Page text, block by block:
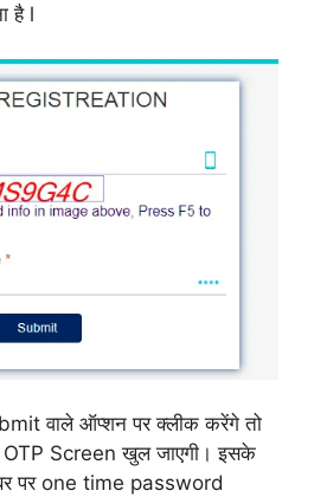
है l
वाले ऑप्शन पर क्लीक करेंगे तो
Screen खुल जाएगी। इसके
पर one time password